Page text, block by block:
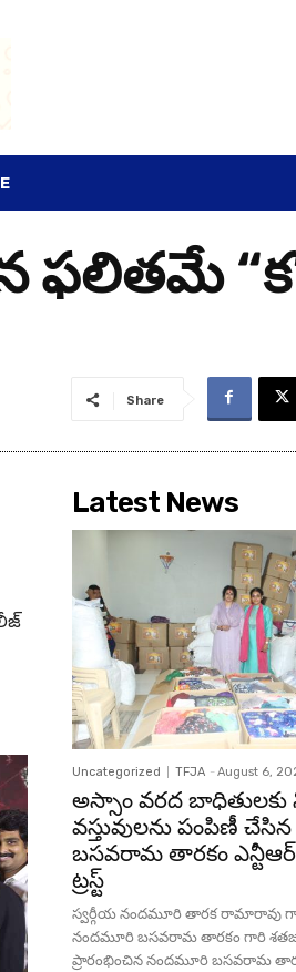
ఫలితమే
Share
Latest News
Uncategorized TFJA - August 6,
అస్సాం వరద బాధితులకు
వస్తువులను పంపిణీ
బసవరామ తారకం
ట్రస్ట్
స్వర్గీయ నందమూరి తారక రామారావు
నందమూరి బసవరామ తారకం గారి
ప్రారంభించిన నందమూరి బసవరామ